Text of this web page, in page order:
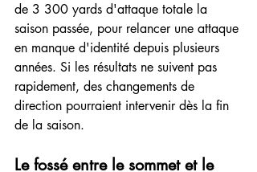
de 3 300 yards d'attaque totale la
saison passée, pour relancer une attaque
en manque d'identité depuis plusieurs
années. Si les résultats ne suivent pas
rapidement, des changements de
direction pourraient intervenir dès la fin
de la saison.
Le fossé entre le sommet et le